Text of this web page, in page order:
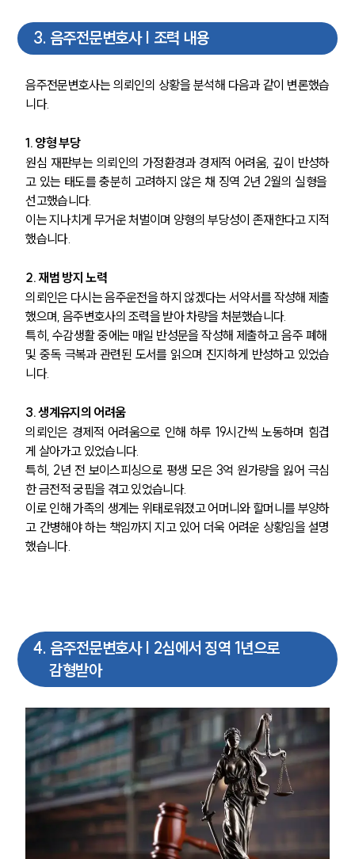
팀소개
팀소개
오시는 길
글로벌 파트너 로펌
고객의 소리
통합검색
AI대륜
업무사례
3. 음주전문변호사 | 조력 내용
음주전문변호사는 의뢰인의 상황을 분석해 다음과 같이 변론했습
니다.
1. 양형 부당
원심 재판부는 의뢰인의 가정환경과 경제적 어려움, 깊이 반성하
고 있는 태도를 충분히 고려하지 않은 채 징역 2년 2월의 실형을
선고했습니다.
이는 지나치게 무거운 처벌이며 양형의 부당성이 존재한다고 지적
했습니다.
2. 재범 방지 노력
의뢰인은 다시는 음주운전을 하지 않겠다는 서약서를 작성해 제출
했으며, 음주변호사의 조력을 받아 차량을 처분했습니다.
특히, 수감생활 중에는 매일 반성문을 작성해 제출하고 음주 폐해
및 중독 극복과 관련된 도서를 읽으며 진지하게 반성하고 있었습
니다.
3. 생계유지의 어려움
의뢰인은 경제적 어려움으로 인해 하루 19시간씩 노동하며 힘겹
게 살아가고 있었습니다.
특히, 2년 전 보이스피싱으로 평생 모은 3억 원가량을 잃어 극심
한 금전적 궁핍을 겪고 있었습니다.
이로 인해 가족의 생계는 위태로워졌고 어머니와 할머니를 부양하
고 간병해야 하는 책임까지 지고 있어 더욱 어려운 상황임을 설명
했습니다.
4. 음주전문변호사 | 2심에서 징역 1년으로
감형받아